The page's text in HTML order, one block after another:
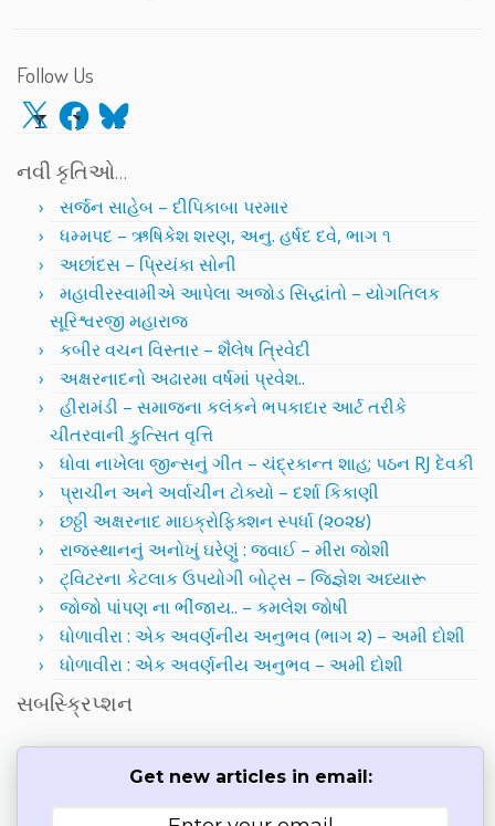
Follow Us
X Facebook
Bluesky
નવી કૃતિઓ…
સર્જન સાહેબ – દીપિકાબા પરમાર
ધમ્મપદ – ઋષિકેશ શરણ, અનુ. હર્ષદ દવે, ભાગ ૧
અછાંદસ – પ્રિયંકા સોની
મહાવીરસ્વામીએ આપેલા અજોડ સિદ્ધાંતો – યોગતિલક
સૂરિશ્વરજી મહારાજ
કબીર વચન વિસ્તાર – શૈલેષ ત્રિવેદી
અક્ષરનાદનો અઢારમા વર્ષમાં પ્રવેશ..
હીરામંડી – સમાજના કલંકને ભપકાદાર આર્ટ તરીકે
ચીતરવાની કુત્સિત વૃત્તિ
ધોવા નાખેલા જીન્સનું ગીત – ચંદ્રકાન્ત શાહ; પઠન RJ દેવકી
પ્રાચીન અને અર્વાચીન ટોક્યો – દર્શા કિકાણી
છઠ્ઠી અક્ષરનાદ માઇક્રોફિક્શન સ્પર્ધા (૨૦૨૪)
રાજસ્થાનનું અનોખું ઘરેણું : જવાઈ – મીરા જોશી
ટ્વિટરના કેટલાક ઉપયોગી બોટ્સ – જિજ્ઞેશ અધ્યારૂ
જોજો પાંપણ ના ભીંજાય.. – કમલેશ જોષી
ધોળાવીરા : એક અવર્ણનીય અનુભવ (ભાગ ૨) – અમી દોશી
ધોળાવીરા : એક અવર્ણનીય અનુભવ – અમી દોશી
સબસ્ક્રિપ્શન
Get new articles in email: